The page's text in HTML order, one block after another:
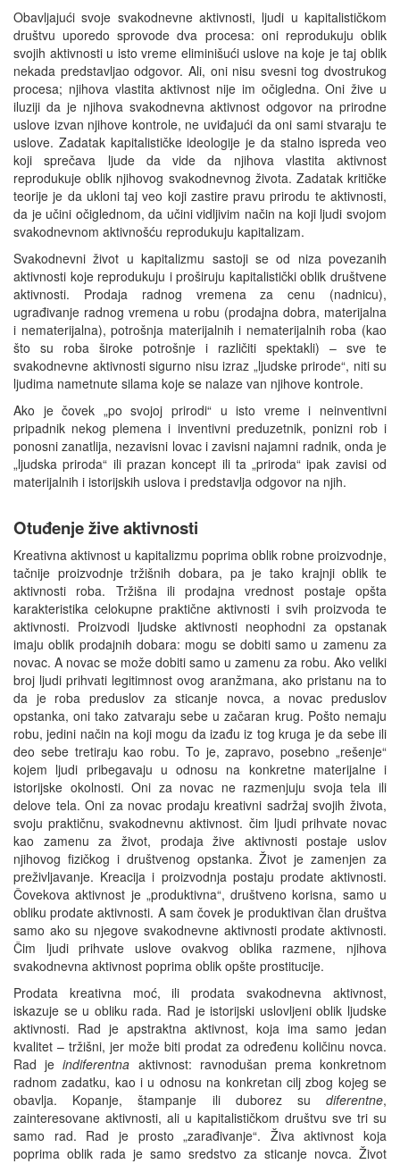
Obavljajući svoje svakodnevne aktivnosti, ljudi u kapitalističkom
društvu uporedo sprovode dva procesa: oni reprodukuju oblik
svojih aktivnosti u isto vreme eliminišući uslove na koje je taj oblik
nekada predstavljao odgovor. Ali, oni nisu svesni tog dvostrukog
procesa; njihova vlastita aktivnost nije im očigledna. Oni žive u
iluziji da je njihova svakodnevna aktivnost odgovor na prirodne
uslove izvan njihove kontrole, ne uviđajući da oni sami stvaraju te
uslove. Zadatak kapitalističke ideologije je da stalno ispreda veo
koji sprečava ljude da vide da njihova vlastita aktivnost
reprodukuje oblik njihovog svakodnevnog života. Zadatak kritičke
teorije je da ukloni taj veo koji zastire pravu prirodu te aktivnosti,
da je učini očiglednom, da učini vidljivim način na koji ljudi svojom
svakodnevnom aktivnošću reprodukuju kapitalizam.
Svakodnevni život u kapitalizmu sastoji se od niza povezanih
aktivnosti koje reprodukuju i proširuju kapitalistički oblik društvene
aktivnosti. Prodaja radnog vremena za cenu (nadnicu),
ugrađivanje radnog vremena u robu (prodajna dobra, materijalna
i nematerijalna), potrošnja materijalnih i nematerijalnih roba (kao
što su roba široke potrošnje i različiti spektakli) – sve te
svakodnevne aktivnosti sigurno nisu izraz „ljudske prirode“, niti su
ljudima nametnute silama koje se nalaze van njihove kontrole.
Ako je čovek „po svojoj prirodi“ u isto vreme i neinventivni
pripadnik nekog plemena i inventivni preduzetnik, ponizni rob i
ponosni zanatlija, nezavisni lovac i zavisni najamni radnik, onda je
„ljudska priroda“ ili prazan koncept ili ta „priroda“ ipak zavisi od
materijalnih i istorijskih uslova i predstavlja odgovor na njih.
Otuđenje žive aktivnosti
Kreativna aktivnost u kapitalizmu poprima oblik robne proizvodnje,
tačnije proizvodnje tržišnih dobara, pa je tako krajnji oblik te
aktivnosti roba. Tržišna ili prodajna vrednost postaje opšta
karakteristika celokupne praktične aktivnosti i svih proizvoda te
aktivnosti. Proizvodi ljudske aktivnosti neophodni za opstanak
imaju oblik prodajnih dobara: mogu se dobiti samo u zamenu za
novac. A novac se može dobiti samo u zamenu za robu. Ako veliki
broj ljudi prihvati legitimnost ovog aranžmana, ako pristanu na to
da je roba preduslov za sticanje novca, a novac preduslov
opstanka, oni tako zatvaraju sebe u začaran krug. Pošto nemaju
robu, jedini način na koji mogu da izađu iz tog kruga je da sebe ili
deo sebe tretiraju kao robu. To je, zapravo, posebno „rešenje“
kojem ljudi pribegavaju u odnosu na konkretne materijalne i
istorijske okolnosti. Oni za novac ne razmenjuju svoja tela ili
delove tela. Oni za novac prodaju kreativni sadržaj svojih života,
svoju praktičnu, svakodnevnu aktivnost. čim ljudi prihvate novac
kao zamenu za život, prodaja žive aktivnosti postaje uslov
njihovog fizičkog i društvenog opstanka. Život je zamenjen za
preživljavanje. Kreacija i proizvodnja postaju prodate aktivnosti.
Čovekova aktivnost je „produktivna“, društveno korisna, samo u
obliku prodate aktivnosti. A sam čovek je produktivan član društva
samo ako su njegove svakodnevne aktivnosti prodate aktivnosti.
Čim ljudi prihvate uslove ovakvog oblika razmene, njihova
svakodnevna aktivnost poprima oblik opšte prostitucije.
Prodata kreativna moć, ili prodata svakodnevna aktivnost,
iskazuje se u obliku rada. Rad je istorijski uslovljeni oblik ljudske
aktivnosti. Rad je apstraktna aktivnost, koja ima samo jedan
kvalitet – tržišni, jer može biti prodat za određenu količinu novca.
Rad jeindiferentna aktivnost: ravnodušan prema konkretnom
radnom zadatku, kao i u odnosu na konkretan cilj zbog kojeg se
obavlja. Kopanje, štampanje ili duborez su diferentne,
zainteresovane aktivnosti, ali u kapitalističkom društvu sve tri su
samo rad. Rad je prosto „zarađivanje“. Živa aktivnost koja
poprima oblik rada je samo sredstvo za sticanje novca. Život